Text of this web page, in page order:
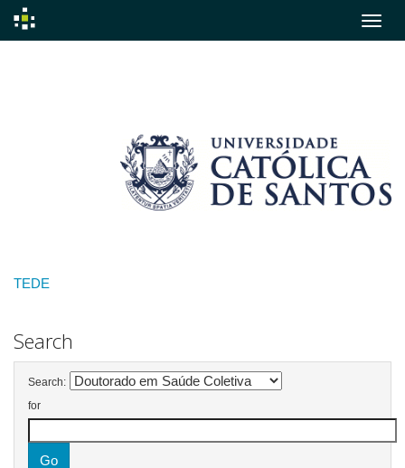
TEDE
Search
Search:
for